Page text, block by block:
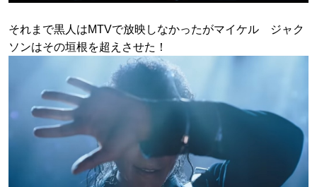
それまで黒人はMTVで放映しなかったがマイケル ジャク
ソンはその垣根を超えさせた！